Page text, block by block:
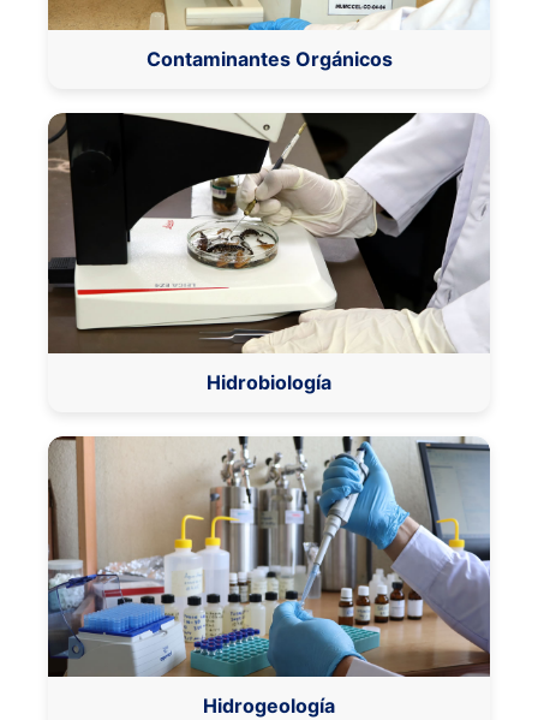
Contaminantes Orgánicos
Hidrobiología
Hidrogeología